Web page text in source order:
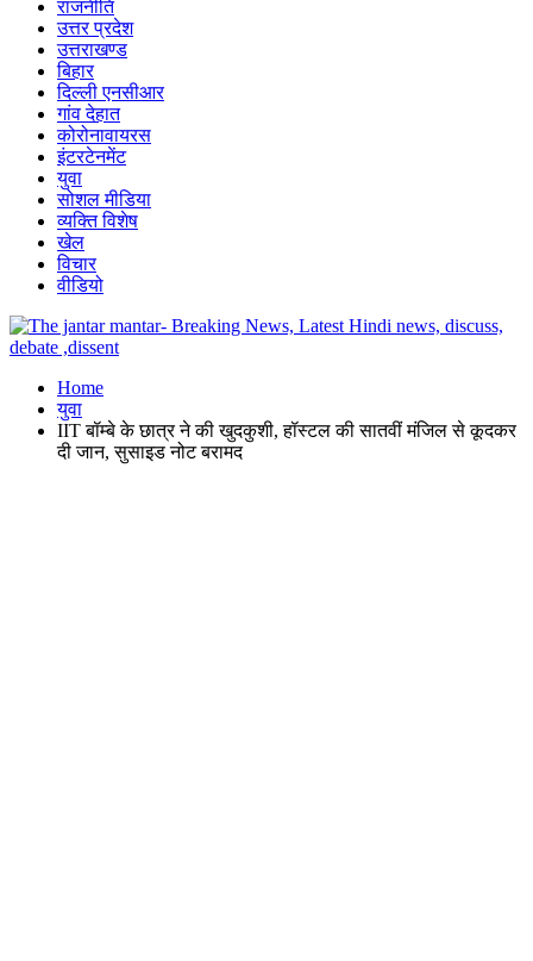
राजनीति
उत्तर प्रदेश
उत्तराखण्ड
बिहार
दिल्ली एनसीआर
गांव देहात
कोरोनावायरस
इंटरटेनमेंट
युवा
सोशल मीडिया
व्यक्ति विशेष
खेल
विचार
वीडियो
Home
युवा
IIT बॉम्बे के छात्र ने की खुदकुशी, हॉस्टल की सातवीं मंजिल से कूदकर
दी जान, सुसाइड नोट बरामद